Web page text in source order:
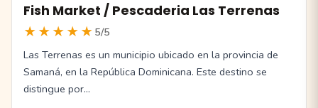
Fish Market / Pescaderia Las Terrenas
★★★★★ 5/5
Las Terrenas es un municipio ubicado en la provincia de
Samaná, en la República Dominicana. Este destino se
distingue por…